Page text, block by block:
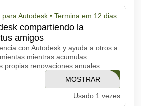
Autodesk • Termina em 12 dias
compartiendo la
amigos
con Autodesk y ayuda a otros a
mientras acumulas
propias renovaciones anuales
FSN3PK
MOSTRAR
CÓDIGO
Usado 1 vezes